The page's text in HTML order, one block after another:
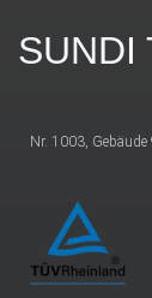
SUNDI
Nr. 1003,